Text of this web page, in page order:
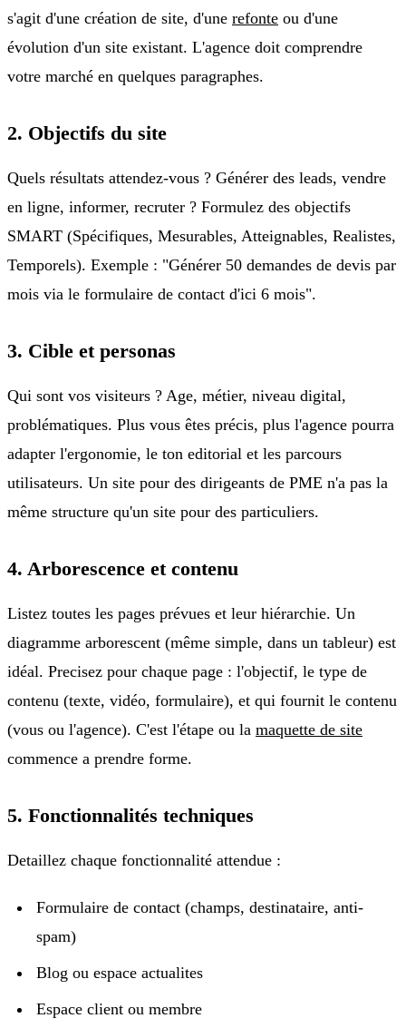
s'agit d'une création de site, d'une refonte ou d'une
évolution d'un site existant. L'agence doit comprendre
votre marché en quelques paragraphes.
2. Objectifs du site
Quels résultats attendez-vous ? Générer des leads, vendre
en ligne, informer, recruter ? Formulez des objectifs
SMART (Spécifiques, Mesurables, Atteignables, Realistes,
Temporels). Exemple : "Générer 50 demandes de devis par
mois via le formulaire de contact d'ici 6 mois".
3. Cible et personas
Qui sont vos visiteurs ? Age, métier, niveau digital,
problématiques. Plus vous êtes précis, plus l'agence pourra
adapter l'ergonomie, le ton editorial et les parcours
utilisateurs. Un site pour des dirigeants de PME n'a pas la
même structure qu'un site pour des particuliers.
4. Arborescence et contenu
Listez toutes les pages prévues et leur hiérarchie. Un
diagramme arborescent (même simple, dans un tableur) est
idéal. Precisez pour chaque page : l'objectif, le type de
contenu (texte, vidéo, formulaire), et qui fournit le contenu
(vous ou l'agence). C'est l'étape ou la maquette de site
commence a prendre forme.
5. Fonctionnalités techniques
Detaillez chaque fonctionnalité attendue :
Formulaire de contact (champs, destinataire, anti-
spam)
Blog ou espace actualites
Espace client ou membre